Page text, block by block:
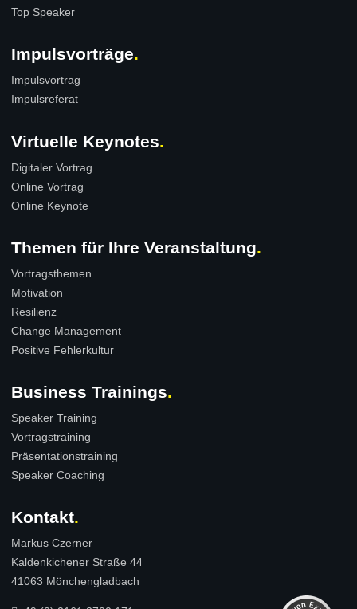
Top Speaker
Impulsvorträge
Impulsvortrag
Impulsreferat
Virtuelle Keynotes
Digitaler Vortrag
Online Vortrag
Online Keynote
Themen für Ihre Veranstaltung
Vortragsthemen
Motivation
Resilienz
Change Management
Positive Fehlerkultur
Business Trainings
Speaker Training
Vortragstraining
Präsentationstraining
Speaker Coaching
Kontakt
Markus Czerner
Kaldenkichener Straße 44
41063 Mönchengladbach